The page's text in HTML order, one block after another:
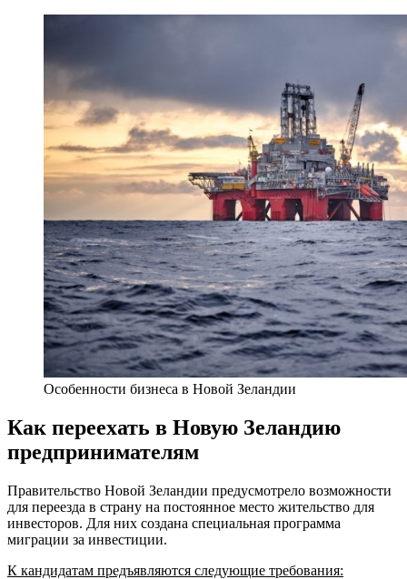
Особенности бизнеса в Новой Зеландии
Как переехать в Новую Зеландию
предпринимателям
Правительство Новой Зеландии предусмотрело возможности
для переезда в страну на постоянное место жительство для
инвесторов. Для них создана специальная программа
миграции за инвестиции.
К кандидатам предъявляются следующие требования: